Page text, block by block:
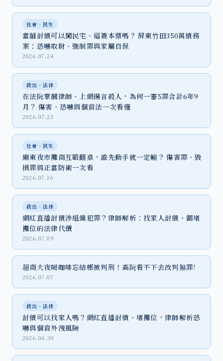
社會‧民生
當舖討債可以闖民宅、逼簽本票嗎？ 屏東竹田350萬債務
案：恐嚇取財、強制罪與家屬自保
2026.07.24
政治‧法律
在法院掌摑律師、上網揚言殺人，為何一審5罪合計6年9
月？ 傷害、恐嚇與個資法一次看懂
2026.07.23
社會‧民生
廟東夜市攤商互毆翻桌，誰先動手就一定輸？ 傷害罪、毀
損罪與正當防衛一次看
2026.07.16
政治‧法律
網紅直播討債涉組織犯罪？律師解析：找家人討債、圍堵
攤位的法律代價
2026.07.09
超商大夜喝咖啡忘結帳被判刑！高院看不下去改判無罪!
2026.07.07
政治‧法律
討債可以找家人嗎？網紅直播討債、堵攤位，律師解析恐
嚇與個資外洩風險
2026.06.30